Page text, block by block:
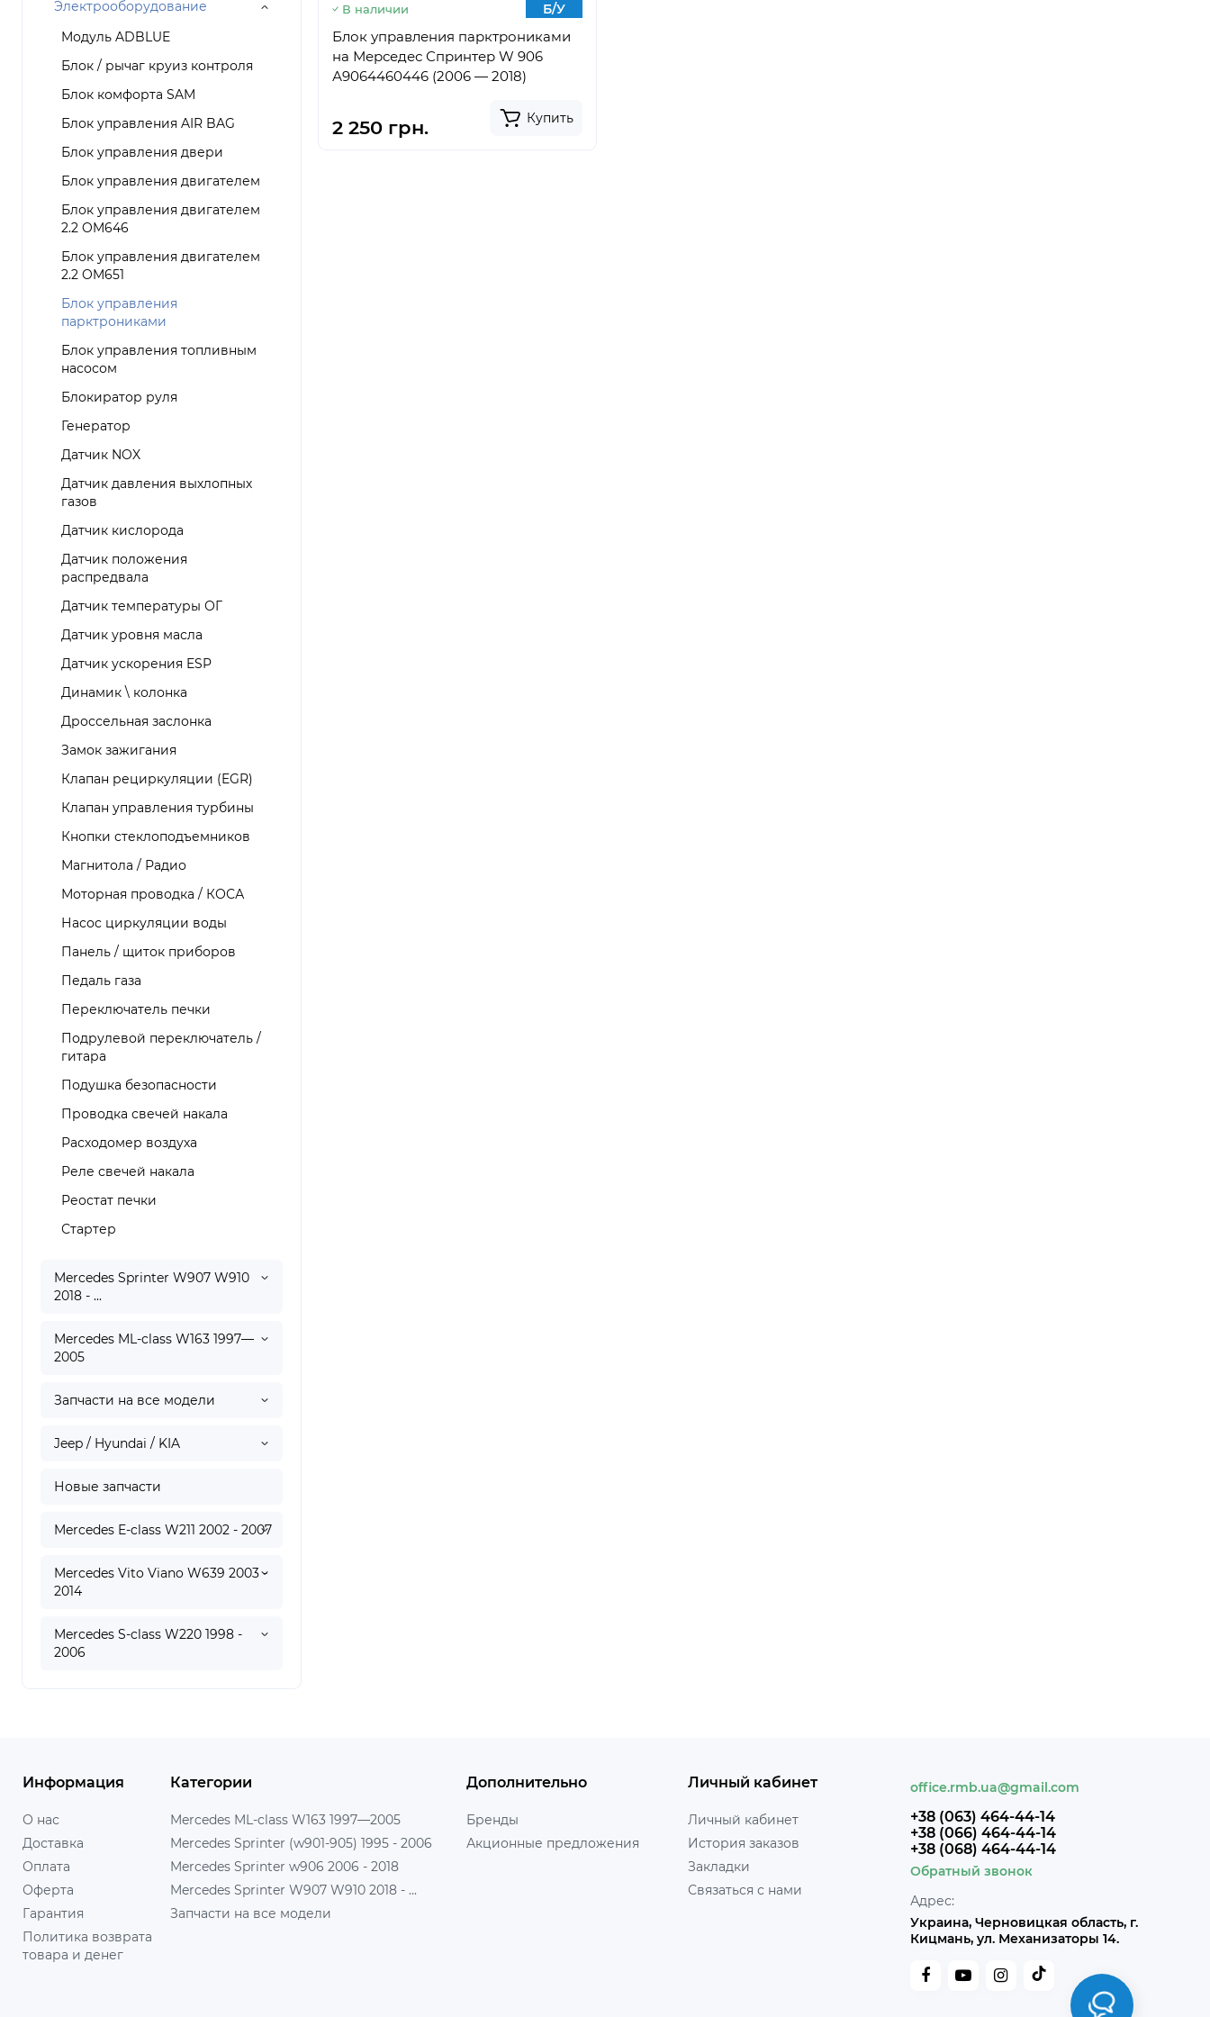
Электрооборудование
Mодуль ADBLUE
Блок / рычаг круиз контроля
Блок комфорта SAM
Блок управления AIR BAG
Блок управления двери
Блок управления двигателем
Блок управления двигателем
2.2 OM646
Блок управления двигателем
2.2 OM651
Блок управления
парктрониками
Блок управления топливным
насосом
Блокиратор руля
Генератор
Датчик NOX
Датчик давления выхлопных
газов
Датчик кислорода
Датчик положения
распредвала
Датчик температуры ОГ
Датчик уровня масла
Датчик ускорения ESP
Динамик \ колонка
Дроссельная заслонка
Замок зажигания
Клапан рециркуляции (EGR)
Клапан управления турбины
Кнопки стеклоподъемников
Магнитола / Радио
Моторная проводка / КОСА
Насос циркуляции воды
Панель / щиток приборов
Педаль газа
Переключатель печки
Подрулевой переключатель /
гитара
Подушка безопасности
Проводка свечей накала
Расходомер воздуха
Реле свечей накала
Реостат печки
Стартер
Mercedes Sprinter W907 W910
2018 - ...
Mercedes ML-class W163 1997—
2005
Запчасти на все модели
Jeep / Hyundai / KIA
Новые запчасти
Mercedes E-class W211 2002 - 2007
Mercedes Vito Viano W639 2003 -
2014
Mercedes S-class W220 1998 -
2006
В наличии Б/У
Блок управления парктрониками
на Мерседес Спринтер W 906
А9064460446 (2006 — 2018)
2 250 грн. Купить
Информация
О нас
Доставка
Оплата
Оферта
Гарантия
Политика возврата
товара и денег
Категории
Mercedes ML-class W163 1997—2005
Mercedes Sprinter (w901-905) 1995 - 2006
Mercedes Sprinter w906 2006 - 2018
Mercedes Sprinter W907 W910 2018 - ...
Запчасти на все модели
Дополнительно
Бренды
Акционные предложения
Личный кабинет
Личный кабинет
История заказов
Закладки
Связаться с нами
office.rmb.ua@gmail.com
+38 (063) 464-44-14
+38 (066) 464-44-14
+38 (068) 464-44-14
Обратный звонок
Адрес:
Украина, Черновицкая область, г.
Кицмань, ул. Механизаторы 14.